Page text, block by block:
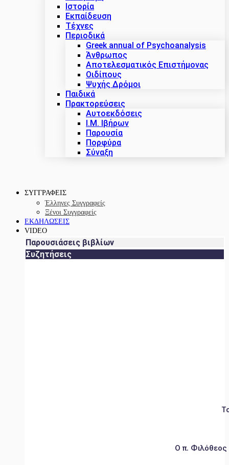
Ιστορία
Εκπαίδευση
Τέχνες
Περιοδικά
Greek annual of Psychoanalysis
Άνθρωπος
Αποτελεσματικός Επιστήμονας
Οιδίπους
Ψυχής Δρόμοι
Παιδικά
Πρακτoρεύσεις
Αυτοεκδόσεις
Ι.Μ. Ιβήρων
Παρουσία
Πορφύρα
Σύναξη
ΣΥΓΓΡΑΦΕΙΣ
Έλληνες Συγγραφείς
Ξένοι Συγγραφείς
ΕΚΔΗΛΩΣΕΙΣ
VIDEO
Παρουσιάσεις βιβλίων
Συζητήσεις
Ο π.